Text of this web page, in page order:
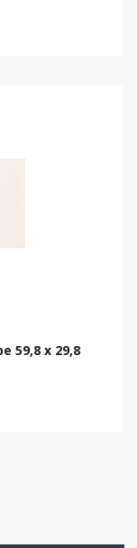
59,8 x 29,8